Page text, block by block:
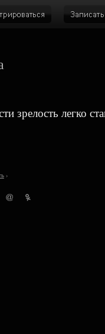
зрелость легко
›